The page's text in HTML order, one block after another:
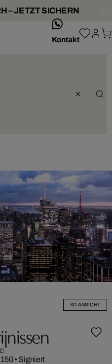
– JETZT SICHERN
Kontakt
3D ANSICHT
• Signiert